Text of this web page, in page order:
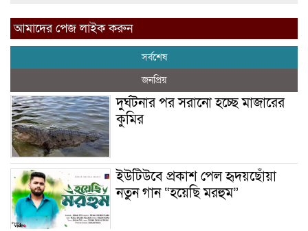
আমাদের পেজ লাইক করুন
সর্বশেষ
জনপ্রিয়
দুর্ঘটনার পর সরানো হচ্ছে মাজারের
কুমির
ইউটিউবে প্রকাশ পেল হৃদয়ছোঁয়া
নতুন গান “হয়েছি মরহুম”